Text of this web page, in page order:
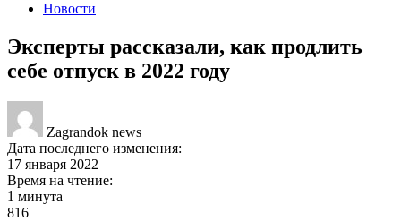
Новости
Эксперты рассказали, как продлить
себе отпуск в 2022 году
Zagrandok news
Дата последнего изменения:
17 января 2022
Время на чтение:
1 минута
816